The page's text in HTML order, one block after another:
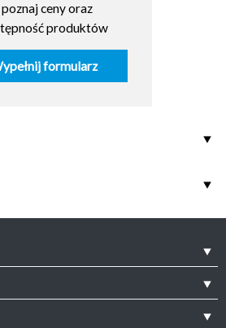
poznaj ceny oraz
produktów
formularz